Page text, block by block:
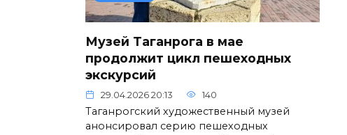
Музей Таганрога в мае
продолжит цикл пешеходных
экскурсий
29.04.2026 20:13 140
Таганрогский художественный музей
анонсировал серию пешеходных